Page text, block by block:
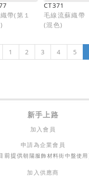
帶(第１
CT371
毛線流蘇織帶
(混色)
1 2 3 4 5
新手上路
加入會員
申請為企業會員
前提供朝陽服飾材料街中盤使用
加入供應商